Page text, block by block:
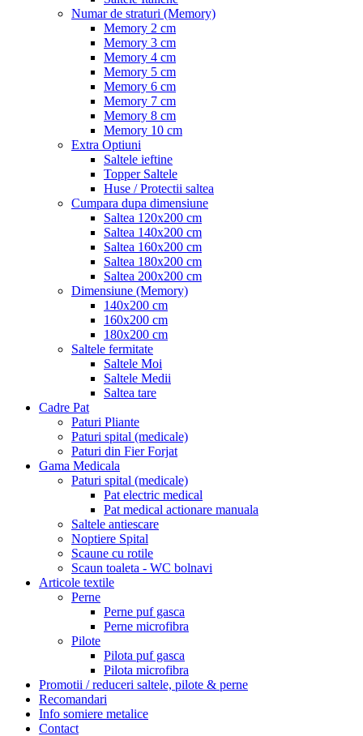
Numar de straturi (Memory)
Memory 2 cm
Memory 3 cm
Memory 4 cm
Memory 5 cm
Memory 6 cm
Memory 7 cm
Memory 8 cm
Memory 10 cm
Extra Optiuni
Saltele ieftine
Topper Saltele
Huse / Protectii saltea
Cumpara dupa dimensiune
Saltea 120x200 cm
Saltea 140x200 cm
Saltea 160x200 cm
Saltea 180x200 cm
Saltea 200x200 cm
Dimensiune (Memory)
140x200 cm
160x200 cm
180x200 cm
Saltele fermitate
Saltele Moi
Saltele Medii
Saltea tare
Cadre Pat
Paturi Pliante
Paturi spital (medicale)
Paturi din Fier Forjat
Gama Medicala
Paturi spital (medicale)
Pat electric medical
Pat medical actionare manuala
Saltele antiescare
Noptiere Spital
Scaune cu rotile
Scaun toaleta - WC bolnavi
Articole textile
Perne
Perne puf gasca
Perne microfibra
Pilote
Pilota puf gasca
Pilota microfibra
Promotii / reduceri saltele, pilote & perne
Recomandari
Info somiere metalice
Contact